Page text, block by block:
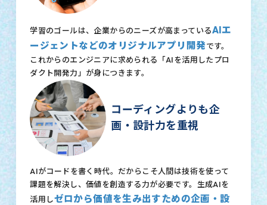
学習のゴールは、企業からのニーズが高まっているAIエ
ージェントなどのオリジナルアプリ開発です。
これからのエンジニアに求められる「AIを活用したプロ
ダクト開発力」が身につきます。
コーディングよりも企
画・設計力を重視
AIがコードを書く時代。だからこそ人間は技術を使って
課題を解決し、価値を創造する力が必要です。生成AIを
活用しゼロから価値を生み出すための企画・設